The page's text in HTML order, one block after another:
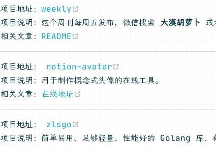
项目地址： weekly
项目说明：这个周刊每周五发布，微信搜索 大漠胡萝卜 或
相关文章： README
项目地址： notion-avatar
项目说明：用于制作概念式头像的在线工具。
相关文章： 在线地址
项目地址： zlsgo
项目说明：简单易用、足够轻量、性能好的 Golang 库，